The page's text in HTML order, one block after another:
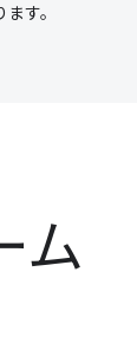
す。
ム